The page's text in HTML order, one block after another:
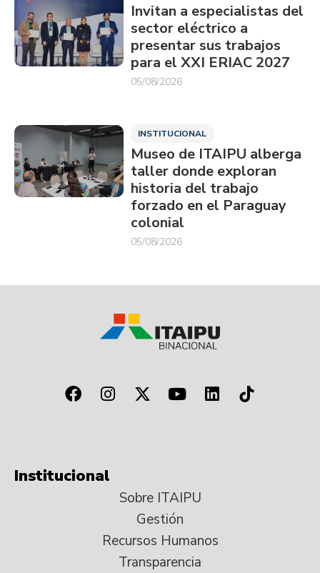
Invitan a especialistas del
sector eléctrico a
presentar sus trabajos
para el XXI ERIAC 2027
05/08/2026
INSTITUCIONAL
Museo de ITAIPU alberga
taller donde exploran
historia del trabajo
forzado en el Paraguay
colonial
05/08/2026
Institucional
Sobre ITAIPU
Gestión
Recursos Humanos
Transparencia